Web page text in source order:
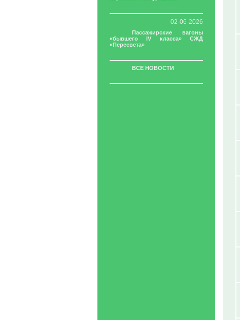
02-06-2026
Пассажирские вагоны
«бывшего IV класса» СЖД
«Пересвета»
ВСЕ НОВОСТИ